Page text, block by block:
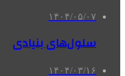
۱۴۰۴/۰۵/۰۷
سلول‌های بنیادی
۱۴۰۴/۰۳/۱۶